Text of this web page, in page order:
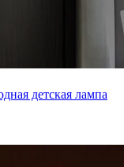
детская лампа